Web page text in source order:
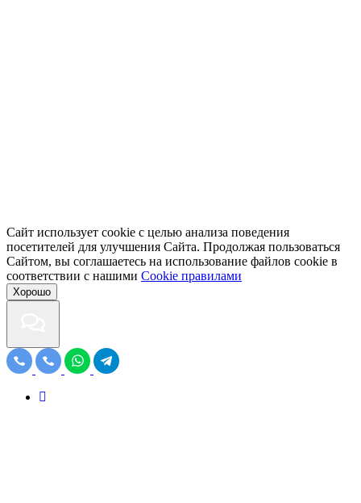
Сайт использует cookie с целью анализа поведения
посетителей для улучшения Сайта. Продолжая пользоваться
Сайтом, вы соглашаетесь на использование файлов cookie в
соответствии с нашими Cookiе правилами
Хорошо